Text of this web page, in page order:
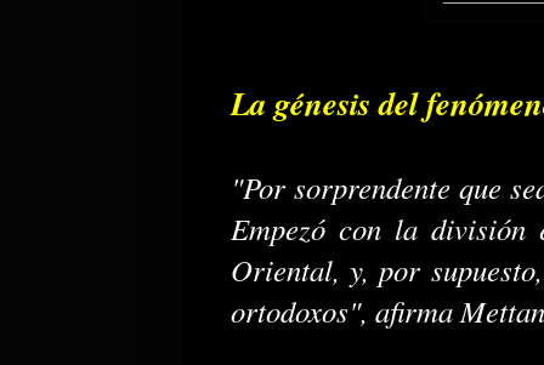
La génesis del
"Por sorprendente que
Empezó con la
Oriental, y, por
ortodoxos", afirma